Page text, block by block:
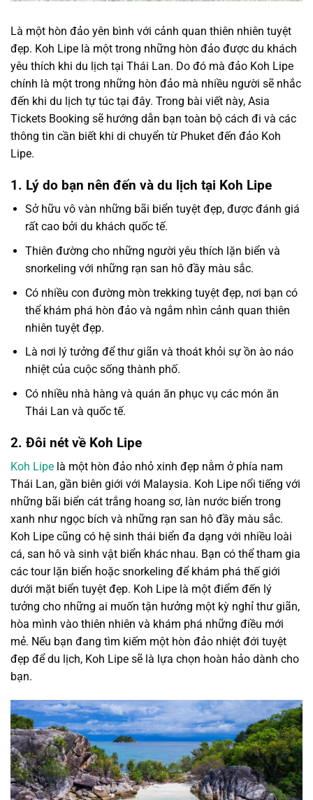
Là một hòn đảo yên bình với cảnh quan thiên nhiên tuyệt
đẹp. Koh Lipe là một trong những hòn đảo được du khách
yêu thích khi du lịch tại Thái Lan. Do đó mà đảo Koh Lipe
chính là một trong những hòn đảo mà nhiều người sẽ nhắc
đến khi du lịch tự túc tại đây. Trong bài viết này, Asia
Tickets Booking sẽ hướng dẫn bạn toàn bộ cách đi và các
thông tin cần biết khi di chuyển từ Phuket đến đảo Koh
Lipe.
1. Lý do bạn nên đến và du lịch tại Koh Lipe
Sở hữu vô vàn những bãi biển tuyệt đẹp, được đánh giá
rất cao bởi du khách quốc tế.
Thiên đường cho những người yêu thích lặn biển và
snorkeling với những rạn san hô đầy màu sắc.
Có nhiều con đường mòn trekking tuyệt đẹp, nơi bạn có
thể khám phá hòn đảo và ngắm nhìn cảnh quan thiên
nhiên tuyệt đẹp.
Là nơi lý tưởng để thư giãn và thoát khỏi sự ồn ào náo
nhiệt của cuộc sống thành phố.
Có nhiều nhà hàng và quán ăn phục vụ các món ăn
Thái Lan và quốc tế.
2. Đôi nét về Koh Lipe
Koh Lipe là một hòn đảo nhỏ xinh đẹp nằm ở phía nam
Thái Lan, gần biên giới với Malaysia. Koh Lipe nổi tiếng với
những bãi biển cát trắng hoang sơ, làn nước biển trong
xanh như ngọc bích và những rạn san hô đầy màu sắc.
Koh Lipe cũng có hệ sinh thái biển đa dạng với nhiều loài
cá, san hô và sinh vật biển khác nhau. Bạn có thể tham gia
các tour lặn biển hoặc snorkeling để khám phá thế giới
dưới mặt biển tuyệt đẹp. Koh Lipe là một điểm đến lý
tưởng cho những ai muốn tận hưởng một kỳ nghỉ thư giãn,
hòa mình vào thiên nhiên và khám phá những điều mới
mẻ. Nếu bạn đang tìm kiếm một hòn đảo nhiệt đới tuyệt
đẹp để du lịch, Koh Lipe sẽ là lựa chọn hoàn hảo dành cho
bạn.